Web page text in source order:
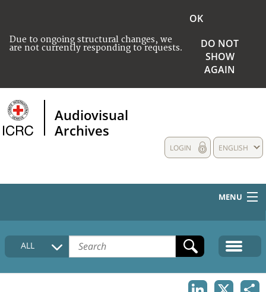
Due to ongoing structural changes, we
are not currently responding to requests.
OK
DO NOT
SHOW
AGAIN
Audiovisual
Archives
ENGLISH
LOGIN
MENU
HOME
COLLECTIONS DESCRIPTION
ALL